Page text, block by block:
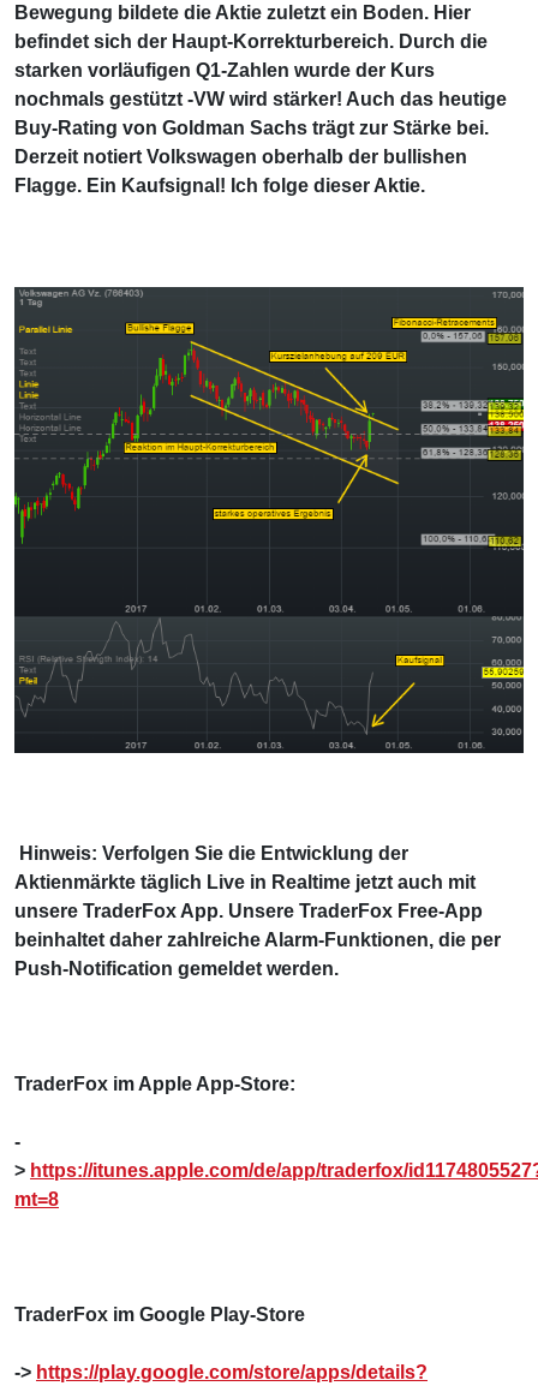
Bewegung bildete die Aktie zuletzt ein Boden. Hier
befindet sich der Haupt-Korrekturbereich. Durch die
starken vorläufigen Q1-Zahlen wurde der Kurs
nochmals gestützt -VW wird stärker! Auch das heutige
Buy-Rating von Goldman Sachs trägt zur Stärke bei.
Derzeit notiert Volkswagen oberhalb der bullishen
Flagge. Ein Kaufsignal! Ich folge dieser Aktie.
Hinweis: Verfolgen Sie die Entwicklung der
Aktienmärkte täglich Live in Realtime jetzt auch mit
unsere TraderFox App. Unsere TraderFox Free-App
beinhaltet daher zahlreiche Alarm-Funktionen, die per
Push-Notification gemeldet werden.
TraderFox im Apple App-Store:
-
> https://itunes.apple.com/de/app/traderfox/
mt=8
TraderFox im Google Play-Store
-> https://play.google.com/store/apps/details?